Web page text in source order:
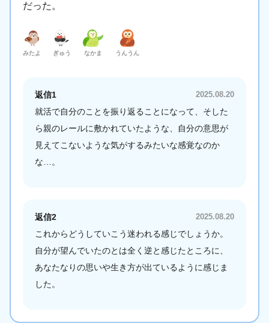
だった。
みたよ ぎゅう なかま うんうん
返信1 2025.08.20
就活で自分のことを振り返ることになって、そした
ら親のレールに敷かれていたような、自分の意思が
見えてこないような気がするみたいな感覚なのか
な…。
返信2 2025.08.20
これからどうしていこう迷われる感じでしょうか。
自分が望んでいたのとは全く逆と感じたところに、
あなたなりの思いや生き方が出ているように感じま
した。